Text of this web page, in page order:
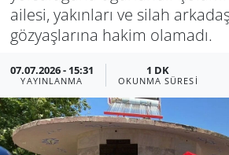
ailesi, yakınları ve silah
gözyaşlarına hakim olamadı.
07.07.2026 - 15:31
YAYINLANMA
1 DK
OKUNMA SÜRESI
Muğla
Politika
Uşak